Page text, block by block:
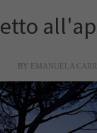
BY EMANUELA